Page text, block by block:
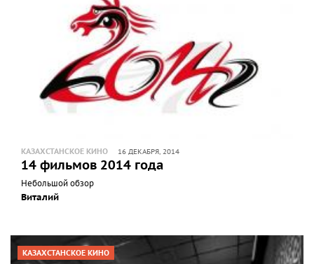
КАЗАХСТАНСКОЕ КИНО 16 ДЕКАБРЯ, 2014
14 фильмов 2014 года
Небольшой обзор
Виталий
КАЗАХСТАНСКОЕ КИНО